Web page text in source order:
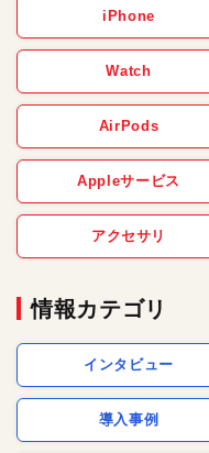
iPhone
Watch
AirPods
Appleサービス
アクセサリ
情報カテゴリ
インタビュー
導入事例